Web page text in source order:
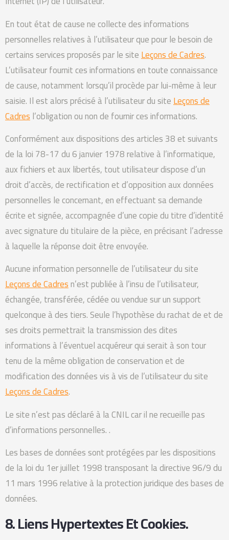
En tout état de cause ne collecte des informations
personnelles relatives à l’utilisateur que pour le besoin de
certains services proposés par le siteLeçons de Cadres.
L’utilisateur fournit ces informations en toute connaissance
de cause, notamment lorsqu’il procède par lui-même à leur
saisie. Il est alors précisé à l’utilisateur du siteLeçons de
Cadresl’obligation ou non de fournir ces informations.
Conformément aux dispositions des articles 38 et suivants
de la loi 78-17 du 6 janvier 1978 relative à l’informatique,
aux fichiers et aux libertés, tout utilisateur dispose d’un
droit d’accès, de rectification et d’opposition aux données
personnelles le concernant, en effectuant sa demande
écrite et signée, accompagnée d’une copie du titre d’identité
avec signature du titulaire de la pièce, en précisant l’adresse
à laquelle la réponse doit être envoyée.
Aucune information personnelle de l’utilisateur du site
Leçons de Cadresn’est publiée à l’insu de l’utilisateur,
échangée, transférée, cédée ou vendue sur un support
quelconque à des tiers. Seule l’hypothèse du rachat de et de
ses droits permettrait la transmission des dites
informations à l’éventuel acquéreur qui serait à son tour
tenu de la même obligation de conservation et de
modification des données vis à vis de l’utilisateur du site
Leçons de Cadres.
Le site n’est pas déclaré à la CNIL car il ne recueille pas
d’informations personnelles. .
Les bases de données sont protégées par les dispositions
de la loi du 1er juillet 1998 transposant la directive 96/9 du
11 mars 1996 relative à la protection juridique des bases de
données.
8. Liens Hypertextes Et Cookies.